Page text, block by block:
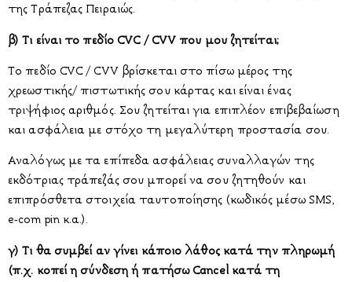
της Τράπεζας Πειραιώς.
β) Τι είναι το πεδίο CVC / CVV που μου ζητείται;
Το πεδίο CVC / CVV βρίσκεται στο πίσω μέρος της
χρεωστικής/ πιστωτικής σου κάρτας και είναι ένας
τριψήφιος αριθμός. Σου ζητείται για επιπλέον επιβεβαίωση
και ασφάλεια με στόχο τη μεγαλύτερη προστασία σου.
Αναλόγως με τα επίπεδα ασφάλειας συναλλαγών της
εκδότριας τράπεζάς σου μπορεί να σου ζητηθούν και
επιπρόσθετα στοιχεία ταυτοποίησης (κωδικός μέσω SMS,
e-com pin κ.α.).
γ) Τι θα συμβεί αν γίνει κάποιο λάθος κατά την πληρωμή
(π.χ. κοπεί η σύνδεση ή πατήσω Cancel κατά τη